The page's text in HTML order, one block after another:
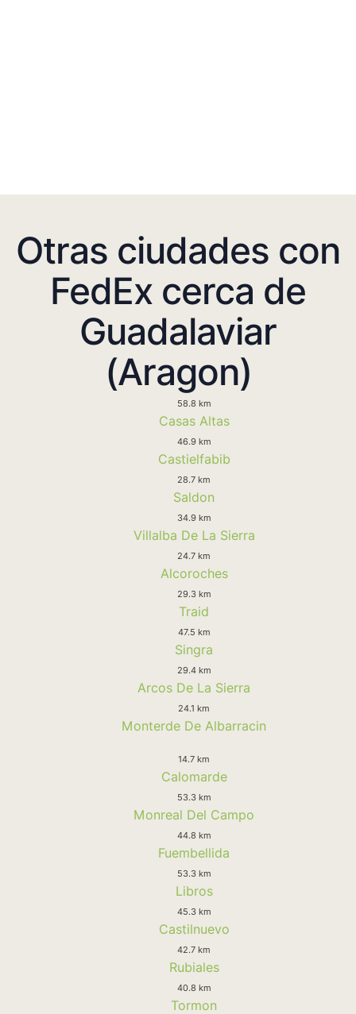
Otras ciudades con
FedEx cerca de
Guadalaviar
(Aragon)
58.8 km
Casas Altas
46.9 km
Castielfabib
28.7 km
Saldon
34.9 km
Villalba De La Sierra
24.7 km
Alcoroches
29.3 km
Traid
47.5 km
Singra
29.4 km
Arcos De La Sierra
24.1 km
Monterde De Albarracin
14.7 km
Calomarde
53.3 km
Monreal Del Campo
44.8 km
Fuembellida
53.3 km
Libros
45.3 km
Castilnuevo
42.7 km
Rubiales
40.8 km
Tormon